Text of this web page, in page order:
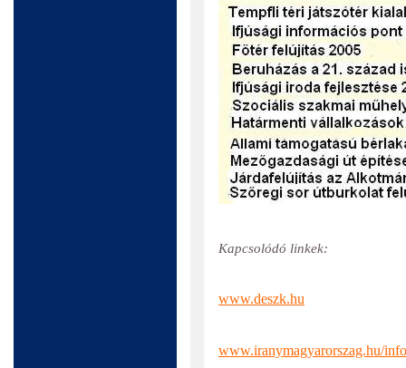
Kapcsolódó linkek:
www.deszk.hu
www.iranymagyarorszag.hu/